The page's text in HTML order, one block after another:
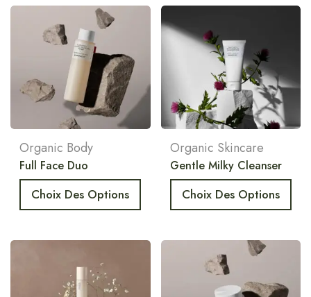
Organic Body
Full Face Duo
Choix Des Options
Organic Skincare
Gentle Milky Cleanser
Choix Des Options